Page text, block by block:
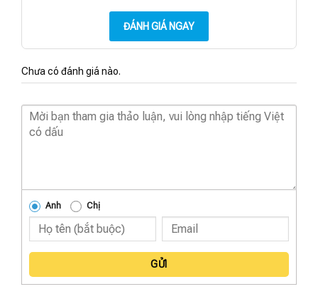
ĐÁNH GIÁ NGAY
Chưa có đánh giá nào.
Anh Chị
GỬI